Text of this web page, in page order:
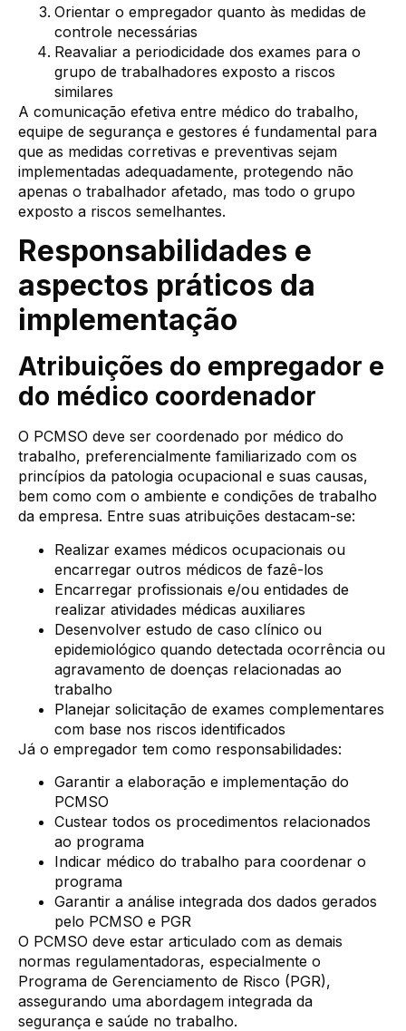
Orientar o empregador quanto às medidas de
controle necessárias
Reavaliar a periodicidade dos exames para o
grupo de trabalhadores exposto a riscos
similares
A comunicação efetiva entre médico do trabalho,
equipe de segurança e gestores é fundamental para
que as medidas corretivas e preventivas sejam
implementadas adequadamente, protegendo não
apenas o trabalhador afetado, mas todo o grupo
exposto a riscos semelhantes.
Responsabilidades e
aspectos práticos da
implementação
Atribuições do empregador e
do médico coordenador
O PCMSO deve ser coordenado por médico do
trabalho, preferencialmente familiarizado com os
princípios da patologia ocupacional e suas causas,
bem como com o ambiente e condições de trabalho
da empresa. Entre suas atribuições destacam-se:
Realizar exames médicos ocupacionais ou
encarregar outros médicos de fazê-los
Encarregar profissionais e/ou entidades de
realizar atividades médicas auxiliares
Desenvolver estudo de caso clínico ou
epidemiológico quando detectada ocorrência ou
agravamento de doenças relacionadas ao
trabalho
Planejar solicitação de exames complementares
com base nos riscos identificados
Já o empregador tem como responsabilidades:
Garantir a elaboração e implementação do
PCMSO
Custear todos os procedimentos relacionados
ao programa
Indicar médico do trabalho para coordenar o
programa
Garantir a análise integrada dos dados gerados
pelo PCMSO e PGR
O PCMSO deve estar articulado com as demais
normas regulamentadoras, especialmente o
Programa de Gerenciamento de Risco (PGR),
assegurando uma abordagem integrada da
segurança e saúde no trabalho.